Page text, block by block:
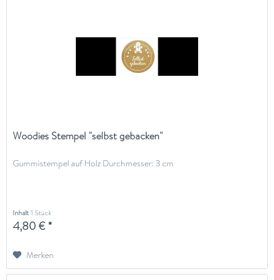
Woodies Stempel "selbst gebacken"
Gummistempel auf Holz Durchmesser: 3 cm
Inhalt1 Stück
4,80 € *
Merken